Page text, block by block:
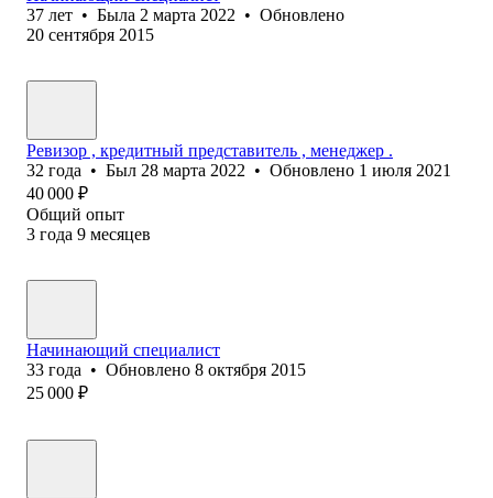
37 лет • Была 2 марта 2022 • Обновлено
20 сентября 2015
Ревизор , кредитный представитель , менеджер .
32 года • Был 28 марта 2022 • Обновлено 1 июля 2021
40 000 ₽
Общий опыт
3 года 9 месяцев
Начинающий специалист
33 года • Обновлено 8 октября 2015
25 000 ₽